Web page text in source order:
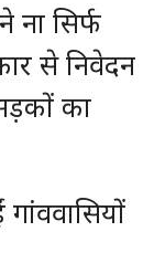
ना सिर्फ
से निवेदन
का